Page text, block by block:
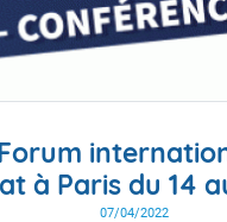
Le calendrier de l'année
à Paris du 14
07/04/2022